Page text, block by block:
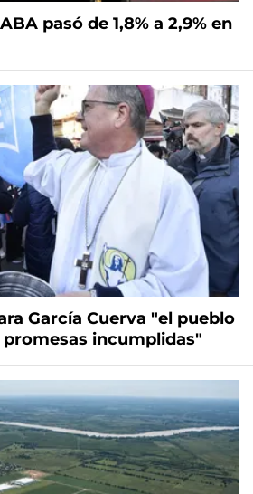
pasó de 1,8% a 2,9% en
García Cuerva "el pueblo
incumplidas"